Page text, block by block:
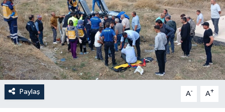
Paylaş A- A+
EĞİTİM
İLÇELER
OTOPARK
TEKNOLOJİ
Haber Arşivi